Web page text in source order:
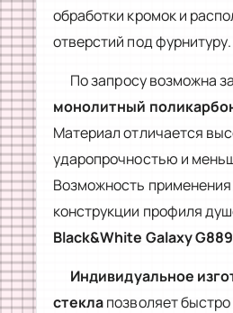
обработки кромок и
отверстий под фурнитуру.
По запросу возможна
монолитный
Материал отличается
ударопрочностью и
Возможность применения
конструкции профиля
Black&White Galaxy
Индивидуальное
стеклапозволяет